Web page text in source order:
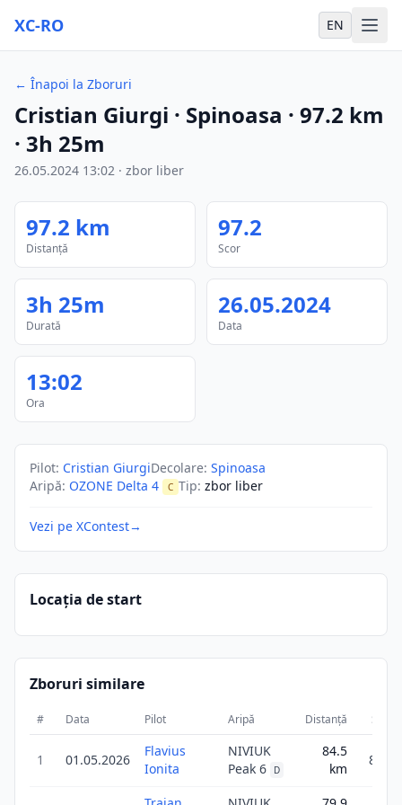
XC-RO EN
← Înapoi la Zboruri
Cristian Giurgi · Spinoasa · 97.2 km
· 3h 25m
26.05.2024 13:02 · zbor liber
97.2 km
Distanță
97.2
Scor
3h 25m
Durată
26.05.2024
Data
13:02
Ora
Pilot: Cristian GiurgiDecolare: Spinoasa
Aripă: OZONE Delta 4 C Tip: zbor liber
Vezi pe XContest→
Locația de start
Zboruri similare
# Data Pilot Aripă Distanță Scor
1 01.05.2026
Flavius
Ionita
NIVIUK
Peak 6
D
84.5
km
84.5